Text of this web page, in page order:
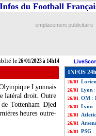
le26/01/2023 à 14h14
du Football
emplacement publicitaire
Lyonnais
latéral droit. Outre
Tottenham Djed
heures outre-
INFOS
26/01
26/01 Real
26/01 Real:
26/01 OM:
26/01
26/01 Lyon
26/01 OM :
26/01 Lyon
26/01
26/01
26/01 PSG :